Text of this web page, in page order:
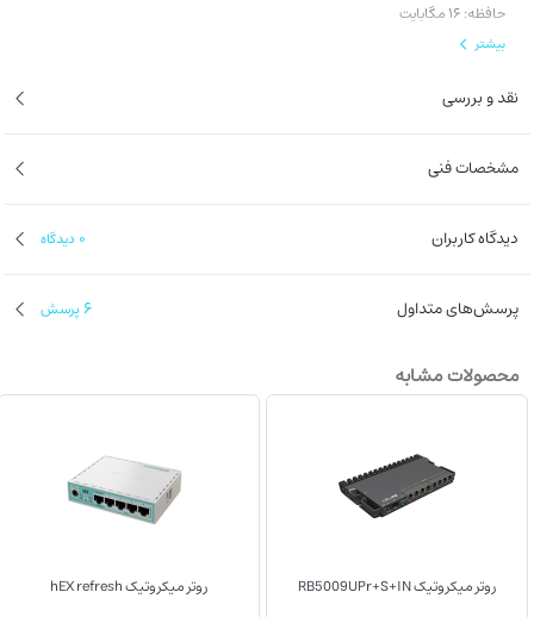
حافظه: 16 مگابایت
رم: 64 مگابایت
بیشتر
نقد و بررسی
مشخصات فنی
دیدگاه کاربران 0 دیدگاه
پرسش‌های متداول 6 پرسش
محصولات مشابه
روتر میکروتیک RB5009UPr+S+IN روتر میکروتیک hEX refresh